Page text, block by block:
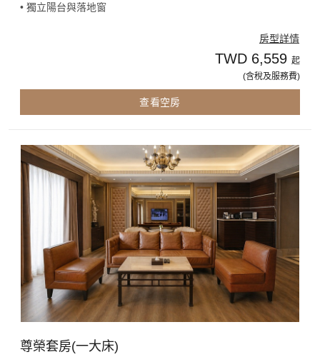
• 獨立陽台與落地窗
房型詳情
TWD 6,559 起
(含稅及服務費)
查看空房
尊榮套房(一大床)